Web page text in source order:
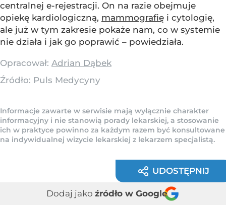
centralnej e-rejestracji. On na razie obejmuje
opiekę kardiologiczną, mammografię i cytologię,
ale już w tym zakresie pokaże nam, co w systemie
nie działa i jak go poprawić – powiedziała.
Opracował: Adrian Dąbek
Źródło: Puls Medycyny
Informacje zawarte w serwisie mają wyłącznie charakter
informacyjny i nie stanowią porady lekarskiej, a stosowanie
ich w praktyce powinno za każdym razem być konsultowane
na indywidualnej wizycie lekarskiej z lekarzem specjalistą.
UDOSTĘPNIJ
Dodaj jako źródło w Google